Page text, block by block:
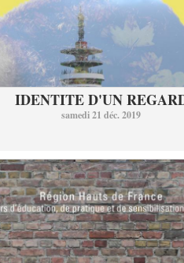
IDENTITE D'UN
samedi 21 déc. 2019